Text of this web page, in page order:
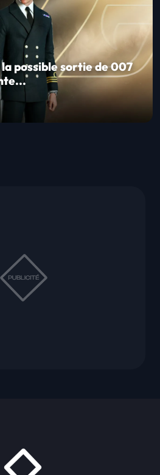
possible sortie de 007